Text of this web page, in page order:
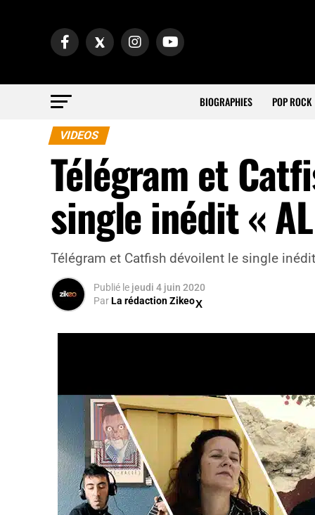
BIOGRAPHIES POP ROCK
VIDEOS
Télégram et
single inédit «
Télégram et Catfish dévoilent le single
Publié le jeudi 4 juin 2020
ParLa rédaction Zikeo